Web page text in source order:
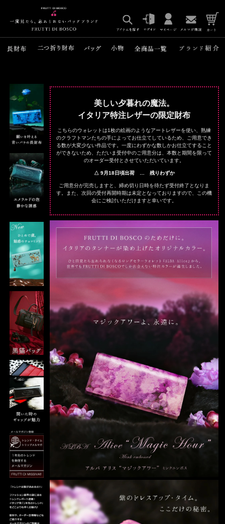
美しい夕暮れの魔法。
イタリア特注レザーの限定財布
こちらのウォレットは1枚の絵画のようなアートレザーを使い、熟練
のクラフトマンたちの手によってお仕立てしているため、ご用意でき
る数が大変少ない作品です。一度にわずかな数しかお仕立てすること
ができないため、ただいま受付中のご用意分は、本数と期間を限って
のオーダー受付とさせていただいています。
△ 9月18日頃出荷 … 残りわずか
ご用意分が完売しますと、締め切り日時を待たず受付終了となりま
す。また、次回の受付再開時期は未定となっておりますので、この機
会にご検討いただけますと幸いです。